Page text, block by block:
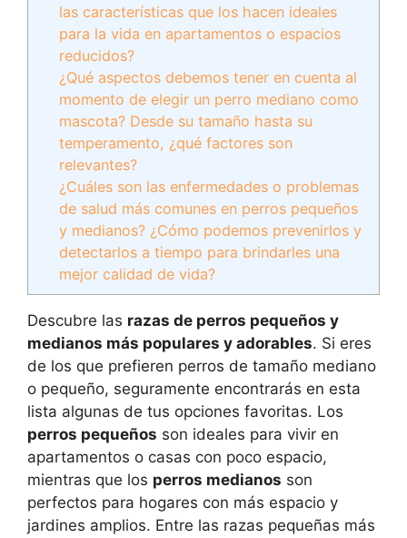
las características que los hacen ideales
para la vida en apartamentos o espacios
reducidos?
¿Qué aspectos debemos tener en cuenta al
momento de elegir un perro mediano como
mascota? Desde su tamaño hasta su
temperamento, ¿qué factores son
relevantes?
¿Cuáles son las enfermedades o problemas
de salud más comunes en perros pequeños
y medianos? ¿Cómo podemos prevenirlos y
detectarlos a tiempo para brindarles una
mejor calidad de vida?
Descubre las razas de perros pequeños y
medianos más populares y adorables. Si eres
de los que prefieren perros de tamaño mediano
o pequeño, seguramente encontrarás en esta
lista algunas de tus opciones favoritas. Los
perros pequeños son ideales para vivir en
apartamentos o casas con poco espacio,
mientras que los perros medianos son
perfectos para hogares con más espacio y
jardines amplios. Entre las razas pequeñas más